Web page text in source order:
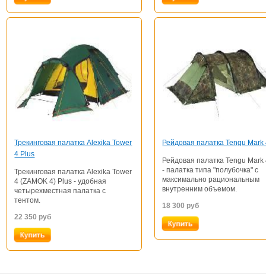
Трекинговая палатка Alexika Tower
4 Plus
Трекинговая палатка Alexika Tower
4 (ZAMOK 4) Plus - удобная
четырехместная палатка с
тентом.
22 350 руб
Рейдовая палатка Tengu Mark
Рейдовая палатка Tengu
- палатка типа "полубочка" с
максимально рациональным
внутренним объемом.
18 300 руб